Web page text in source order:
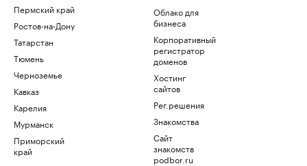
Пермский край
Ростов-на-Дону
Татарстан
Тюмень
Черноземье
Кавказ
Карелия
Мурманск
Приморский
край
Облако для
бизнеса
Корпоративный
регистратор
доменов
Хостинг
сайтов
Рег.решения
Знакомства
Сайт
знакомств
podbor.ru